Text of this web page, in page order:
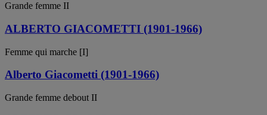
Grande femme II
ALBERTO GIACOMETTI (1901-1966)
Femme qui marche [I]
Alberto Giacometti (1901-1966)
Grande femme debout II